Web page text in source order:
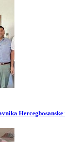
Hercegbosanske